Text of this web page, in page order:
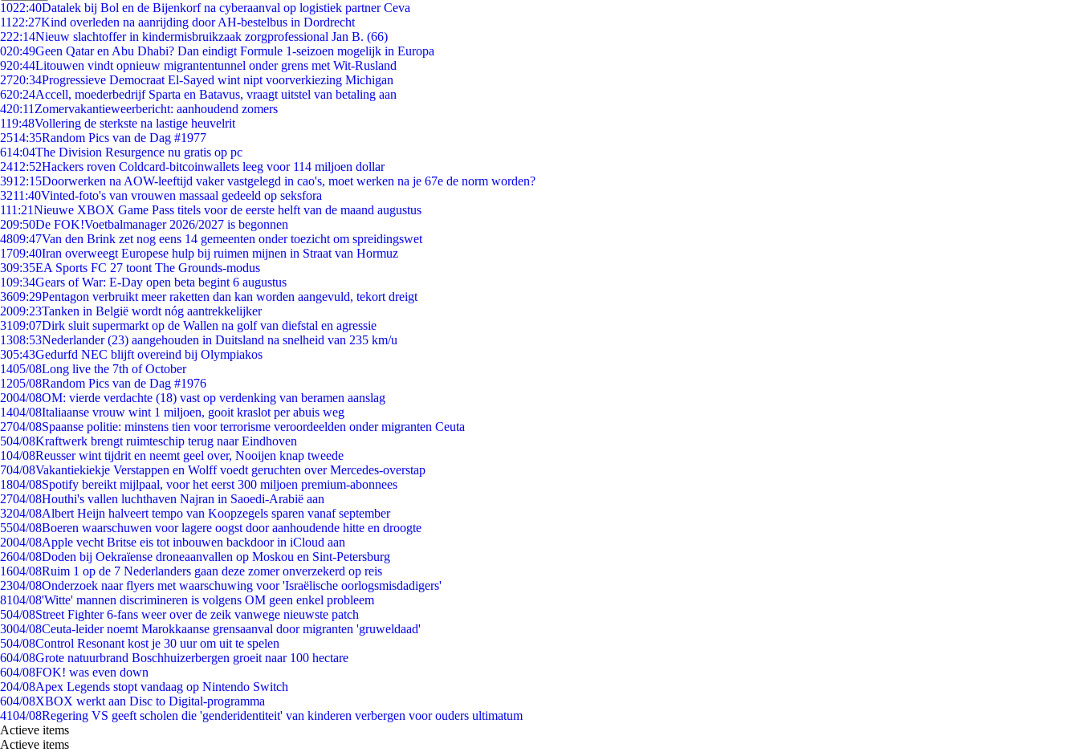
1022:40Datalek bij Bol en de Bijenkorf na cyberaanval op logistiek partner Ceva
11 22:27Kind overleden na aanrijding door AH-bestelbus in Dordrecht
222:14Nieuw slachtoffer in kindermisbruikzaak zorgprofessional Jan B. (66)
020:49Geen Qatar en Abu Dhabi? Dan eindigt Formule 1-seizoen mogelijk in Europa
920:44Litouwen vindt opnieuw migrantentunnel onder grens met Wit-Rusland
2720:34Progressieve Democraat El-Sayed wint nipt voorverkiezing Michigan
620:24Accell, moederbedrijf Sparta en Batavus, vraagt uitstel van betaling aan
420:11 Zomervakantieweerbericht: aanhoudend zomers
119:48Vollering de sterkste na lastige heuvelrit
2514:35Random Pics van de Dag #1977
614:04The Division Resurgence nu gratis op pc
2412:52Hackers roven Coldcard-bitcoinwallets leeg voor 114 miljoen dollar
3912:15Doorwerken na AOW-leeftijd vaker vastgelegd in cao's, moet werken na je 67e de norm worden?
3211:40Vinted-foto's van vrouwen massaal gedeeld op seksfora
111:21Nieuwe XBOX Game Pass titels voor de eerste helft van de maand augustus
209:50De FOK!Voetbalmanager 2026/2027 is begonnen
4809:47Van den Brink zet nog eens 14 gemeenten onder toezicht om spreidingswet
1709:40Iran overweegt Europese hulp bij ruimen mijnen in Straat van Hormuz
309:35EA Sports FC 27 toont The Grounds-modus
109:34Gears of War: E-Day open beta begint 6 augustus
3609:29Pentagon verbruikt meer raketten dan kan worden aangevuld, tekort dreigt
2009:23Tanken in België wordt nóg aantrekkelijker
3109:07Dirk sluit supermarkt op de Wallen na golf van diefstal en agressie
1308:53Nederlander (23) aangehouden in Duitsland na snelheid van 235 km/u
305:43Gedurfd NEC blijft overeind bij Olympiakos
1405/08Long live the 7th of October
1205/08Random Pics van de Dag #1976
2004/08OM: vierde verdachte (18) vast op verdenking van beramen aanslag
1404/08Italiaanse vrouw wint 1 miljoen, gooit kraslot per abuis weg
2704/08Spaanse politie: minstens tien voor terrorisme veroordeelden onder migranten Ceuta
504/08Kraftwerk brengt ruimteschip terug naar Eindhoven
104/08Reusser wint tijdrit en neemt geel over, Nooijen knap tweede
704/08Vakantiekiekje Verstappen en Wolff voedt geruchten over Mercedes-overstap
1804/08Spotify bereikt mijlpaal, voor het eerst 300 miljoen premium-abonnees
2704/08Houthi's vallen luchthaven Najran in Saoedi-Arabië aan
3204/08Albert Heijn halveert tempo van Koopzegels sparen vanaf september
5504/08Boeren waarschuwen voor lagere oogst door aanhoudende hitte en droogte
2004/08Apple vecht Britse eis tot inbouwen backdoor in iCloud aan
2604/08Doden bij Oekraïense droneaanvallen op Moskou en Sint-Petersburg
1604/08Ruim 1 op de 7 Nederlanders gaan deze zomer onverzekerd op reis
2304/08Onderzoek naar flyers met waarschuwing voor 'Israëlische oorlogsmisdadigers'
8104/08'Witte' mannen discrimineren is volgens OM geen enkel probleem
504/08Street Fighter 6-fans weer over de zeik vanwege nieuwste patch
3004/08Ceuta-leider noemt Marokkaanse grensaanval door migranten 'gruweldaad'
504/08Control Resonant kost je 30 uur om uit te spelen
604/08Grote natuurbrand Boschhuizerbergen groeit naar 100 hectare
604/08FOK! was even down
204/08Apex Legends stopt vandaag op Nintendo Switch
604/08XBOX werkt aan Disc to Digital-programma
4104/08Regering VS geeft scholen die 'genderidentiteit' van kinderen verbergen voor ouders ultimatum
Actieve items
Actieve items